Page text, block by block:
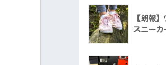
【朗報
スニーカ